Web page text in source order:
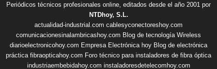
Periódicos técnicos profesionales online, editados desde el año 2001 por
NTDhoy, S.L.
actualidad-industrial.com cablesyconectoreshoy.com
comunicacionesinalambricashoy.com Blog de tecnología Wireless
diarioelectronicohoy.com Empresa Electrónica hoy Blog de electrónica
práctica fibraopticahoy.com Foro técnico para instaladores de fibra óptica
industriaembebidahoy.com instaladoresdetelecomhoy.com